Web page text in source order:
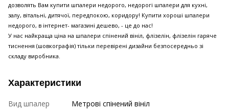
дозволять Вам купити шпалери недорого, недорогі шпалери для кухні,
залу, вітальні, дитячої, передпокою, коридору! Купити хороші шпалери
недорого, в інтернет- магазині дешево, - це до нас!
У нас найкраща ціна на шпалери спінений вініл, флізелін, флізелін гаряче
тиснення (шовкографія) тільки перевірені дизайни безпосередньо зі
складу виробника.
Характеристики
Вид шпалер
Метрові спінений вініл